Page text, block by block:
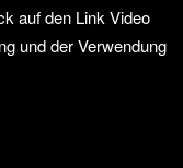
Beratung
Therapy
auf den Link Video
und der Verwendung